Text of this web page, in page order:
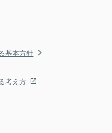
基本方針
考え方